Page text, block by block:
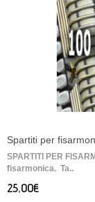
Spartiti per
SPARTITI PER
fisarmonica. Ta..
25,00€